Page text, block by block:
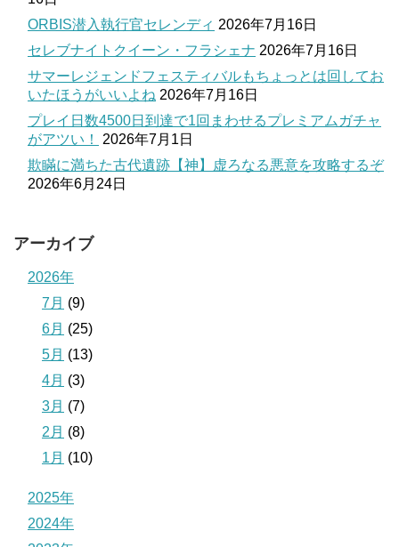
ORBIS潜入執行官セレンディ 2026年7月16日
セレブナイトクイーン・フラシェナ 2026年7月16日
サマーレジェンドフェスティバルもちょっとは回してお
いたほうがいいよね 2026年7月16日
プレイ日数4500日到達で1回まわせるプレミアムガチャ
がアツい！
2026年7月1日
欺瞞に満ちた古代遺跡【神】虚ろなる悪意を攻略するぞ
2026年6月24日
アーカイブ
2026年
7月 (9)
6月 (25)
5月 (13)
4月 (3)
3月 (7)
2月 (8)
1月 (10)
2025年
2024年